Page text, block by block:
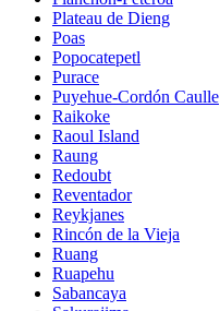
Plateau de Dieng
Poas
Popocatepetl
Purace
Puyehue-Cordón Caulle
Raikoke
Raoul Island
Raung
Redoubt
Reventador
Reykjanes
Rincón de la Vieja
Ruang
Ruapehu
Sabancaya